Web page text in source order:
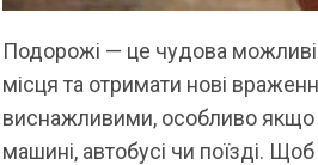
Подорожі — це чудова
місця та отримати нові
виснажливими, особливо якщо
машині, автобусі чи поїзді.